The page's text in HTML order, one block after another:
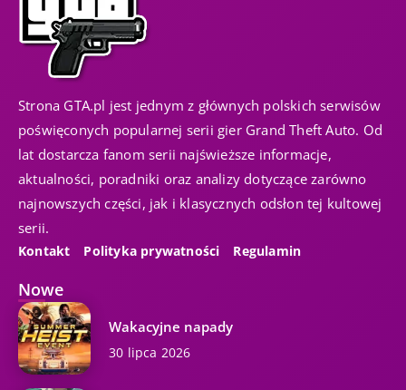
Strona GTA.pl jest jednym z głównych polskich serwisów
poświęconych popularnej serii gier Grand Theft Auto. Od
lat dostarcza fanom serii najświeższe informacje,
aktualności, poradniki oraz analizy dotyczące zarówno
najnowszych części, jak i klasycznych odsłon tej kultowej
serii.
Kontakt Polityka prywatności Regulamin
Nowe
Wakacyjne napady
30 lipca 2026